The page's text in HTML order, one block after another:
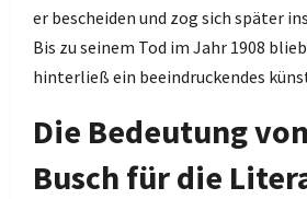
er bescheiden und zog sich später
Bis zu seinem Tod im Jahr 1908
hinterließ ein beeindruckendes
Die Bedeutung
Busch für die